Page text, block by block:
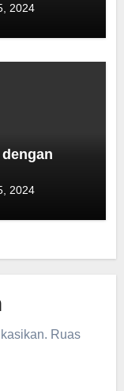
2024
2024
Ruas